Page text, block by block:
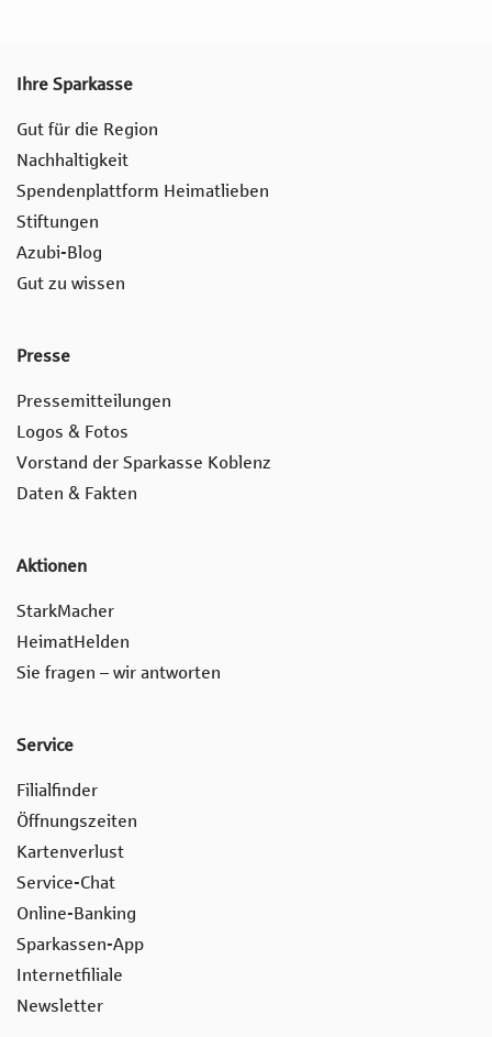
Ihre Sparkasse
Gut für die Region
Nachhaltigkeit
Spendenplattform Heimatlieben
Stiftungen
Azubi-Blog
Gut zu wissen
Presse
Pressemitteilungen
Logos & Fotos
Vorstand der Sparkasse Koblenz
Daten & Fakten
Aktionen
StarkMacher
HeimatHelden
Sie fragen – wir antworten
Service
Filialfinder
Öffnungszeiten
Kartenverlust
Service-Chat
Online-Banking
Sparkassen-App
Internetfiliale
Newsletter